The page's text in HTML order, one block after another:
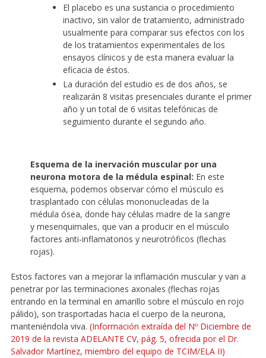
El placebo es una sustancia o procedimiento
inactivo, sin valor de tratamiento, administrado
usualmente para comparar sus efectos con los
de los tratamientos experimentales de los
ensayos clínicos y de esta manera evaluar la
eficacia de éstos.
La duración del estudio es de dos años, se
realizarán 8 visitas presenciales durante el primer
año y un total de 6 visitas telefónicas de
seguimiento durante el segundo año.
Esquema de la inervación muscular por una
neurona motora de la médula espinal: En este
esquema, podemos observar cómo el músculo es
trasplantado con células mononucleadas de la
médula ósea, donde hay células madre de la sangre
y mesenquimales, que van a producir en el músculo
factores anti-inflamatorios y neurotróficos (flechas
rojas).
Estos factores van a mejorar la inflamación muscular y van a
penetrar por las terminaciones axonales (flechas rojas
entrando en la terminal en amarillo sobre el músculo en rojo
pálido), son trasportadas hacia el cuerpo de la neurona,
manteniéndola viva. (Información extraída del Nº Diciembre de
2019 de la revista ADELANTE CV, pág. 5, ofrecida por el Dr.
Salvador Martínez, miembro del equipo de TCIM/ELA II)